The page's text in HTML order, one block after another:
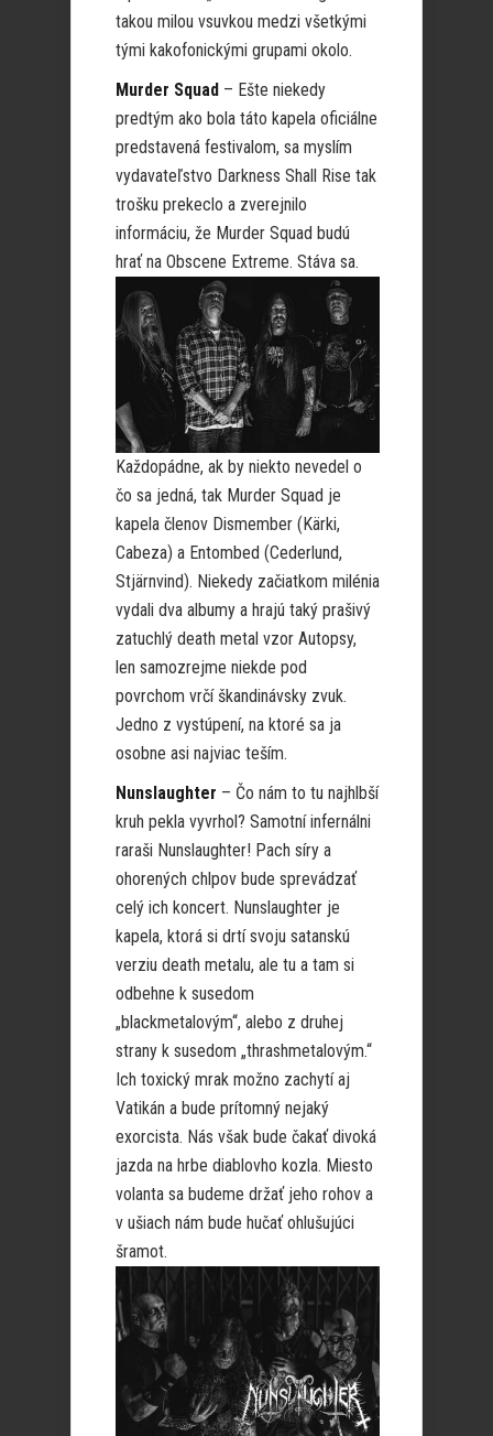
takou milou vsuvkou medzi všetkými
tými kakofonickými grupami okolo.
Murder Squad – Ešte niekedy
predtým ako bola táto kapela oficiálne
predstavená festivalom, sa myslím
vydavateľstvo Darkness Shall Rise tak
trošku prekeclo a zverejnilo
informáciu, že Murder Squad budú
hraťna Obscene Extreme. Stáva sa.
Každopádne, ak by niekto nevedel o
čo sa jedná, tak Murder Squad je
kapela členov Dismember (Kärki,
Cabeza) a Entombed (Cederlund,
Stjärnvind). Niekedy začiatkom milénia
vydali dva albumy a hrajú taký prašivý
zatuchlý death metal vzor Autopsy,
len samozrejme niekde pod
povrchom vrčí škandinávsky zvuk.
Jedno z vystúpení, na ktoré sa ja
osobne asi najviac teším.
Nunslaughter – Čo nám to tu najhlbší
kruh pekla vyvrhol? Samotní infernálni
raraši Nunslaughter! Pach síry a
ohorených chlpov bude sprevádzať
celý ich koncert. Nunslaughter je
kapela, ktorá si drtí svoju satanskú
verziu death metalu, ale tu a tam si
odbehne k susedom
„blackmetalovým“, alebo z druhej
strany k susedom „thrashmetalovým.“
Ich toxický mrak možno zachytí aj
Vatikán a bude prítomný nejaký
exorcista. Nás však bude čakať divoká
jazda na hrbe diablovho kozla. Miesto
volanta sa budeme držať jeho rohov a
v ušiach nám bude hučať ohlušujúci
šramot.